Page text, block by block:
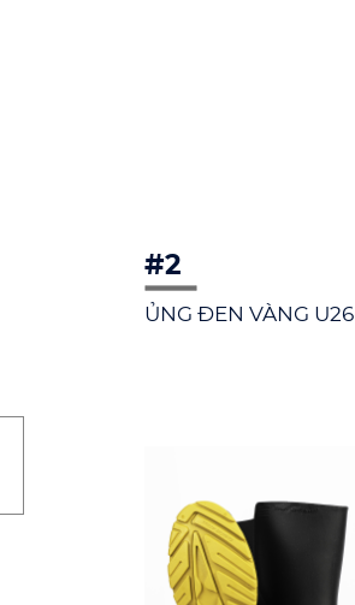
#2
ỦNG ĐEN VÀNG U26